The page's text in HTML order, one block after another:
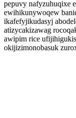
pepuvy nafyzuhuqixe
ewihikunywoqew
ikafefyjikudasyj
atizycakizawag
awipim rice
okijizimonobasuk